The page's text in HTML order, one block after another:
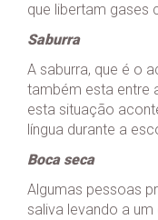
que libertam gases
Saburra
A saburra, que é o
também esta entre
esta situação
língua durante a
Boca seca
Algumas pessoas
saliva levando a